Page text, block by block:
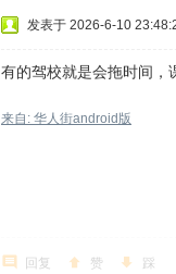
发表于 2026-6-10
有的驾校就是会拖时间，
来自: 华人街android版
回复 赞 踩